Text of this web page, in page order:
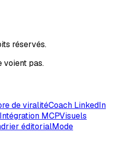
réservés.
voient pas.
de viralitéCoach LinkedIn
Intégration MCPVisuels
éditorialMode